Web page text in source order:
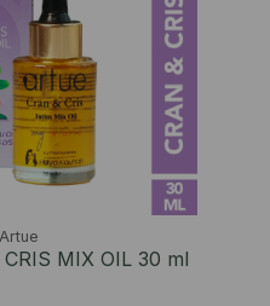
Artue
MIX OIL 30 ml